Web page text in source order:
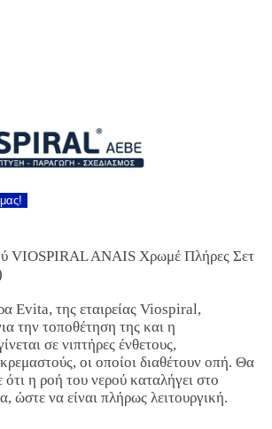
VIOSPIRAL ANAIS Χρωμέ Πλήρες Σετ
Evita, της εταιρείας Viospiral,
την τοποθέτηση της και η
σε νιπτήρες ένθετους,
οι οποίοι διαθέτουν οπή. Θα
ότι η ροή του νερού καταλήγει στο
ώστε να είναι πλήρως λειτουργική.